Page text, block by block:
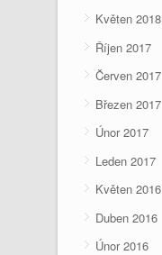
Květen 2018
Říjen 2017
Červen 2017
Březen 2017
Únor 2017
Leden 2017
Květen 2016
Duben 2016
Únor 2016